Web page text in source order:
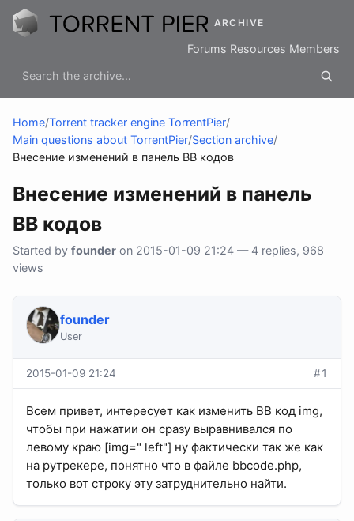
ARCHIVE
Forums Resources Members
Home/Torrent tracker engine TorrentPier/
Main questions about TorrentPier/Section archive/
Внесение изменений в панель BB кодов
Внесение изменений в панель
BB кодов
Started by founder on 2015-01-09 21:24 — 4 replies, 968
views
founder
User
2015-01-09 21:24 #1
Всем привет, интересует как изменить BB код img,
чтобы при нажатии он сразу выравнивался по
левому краю [img=" left"] ну фактически так же как
на рутрекере, понятно что в файле bbcode.php,
только вот строку эту затруднительно найти.